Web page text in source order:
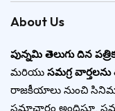
About Us
పున్నమి తెలుగు దిన
మరియు సమగ్ర వార్తలను
రాజకీయాలు నుంచి
సమాచారం అందిస్తూ,